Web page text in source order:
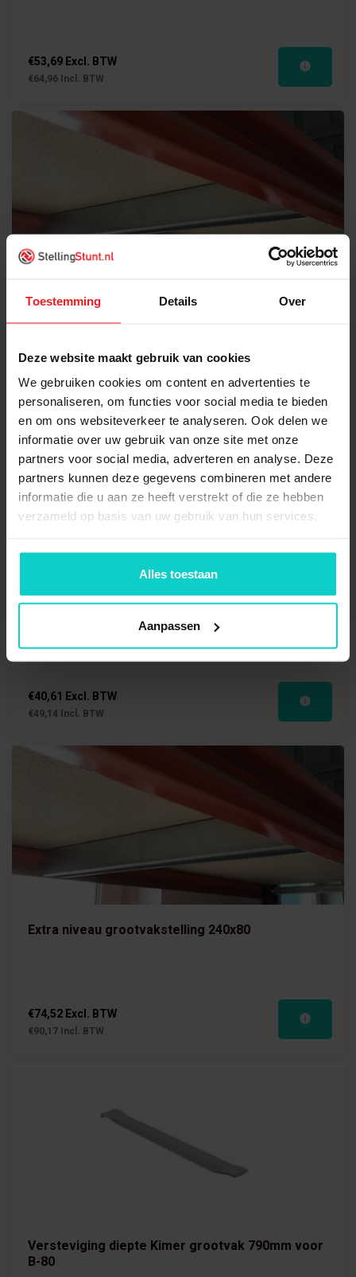
Toestemming Details Over
Deze website maakt gebruik van cookies
We gebruiken cookies om content en advertenties te
personaliseren, om functies voor social media te bieden
en om ons websiteverkeer te analyseren. Ook delen we
informatie over uw gebruik van onze site met onze
partners voor social media, adverteren en analyse. Deze
partners kunnen deze gegevens combineren met andere
informatie die u aan ze heeft verstrekt of die ze hebben
verzameld op basis van uw gebruik van hun services.
Alles toestaan
Aanpassen
€53,69 Excl. BTW
€64,96 Incl. BTW
Extra niveau grootvakstelling 270x50
€70,91 Excl. BTW
€85,81 Incl. BTW
€40,61 Excl. BTW
€49,14 Incl. BTW
Extra niveau grootvakstelling 240x80
€74,52 Excl. BTW
€90,17 Incl. BTW
Versteviging diepte Kimer grootvak 790mm voor
B-80